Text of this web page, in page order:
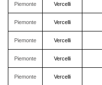
Piemonte Vercelli
Piemonte Vercelli
Piemonte Vercelli
Piemonte Vercelli
Piemonte Vercelli